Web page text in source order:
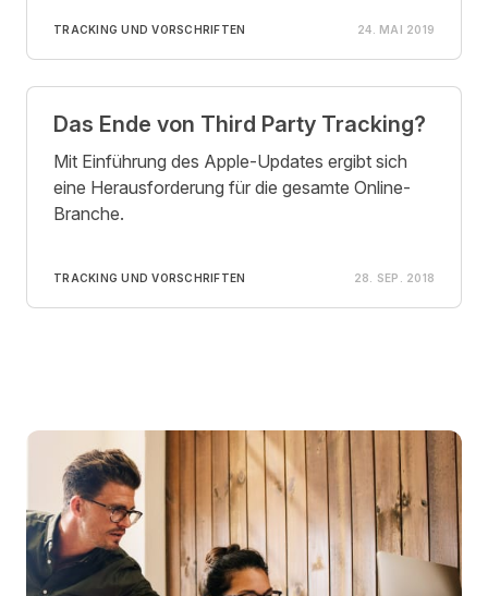
TRACKING UND VORSCHRIFTEN 24. MAI 2019
Das Ende von Third Party Tracking?
Mit Einführung des Apple-Updates ergibt sich
eine Herausforderung für die gesamte Online-
Branche.
TRACKING UND VORSCHRIFTEN 28. SEP. 2018